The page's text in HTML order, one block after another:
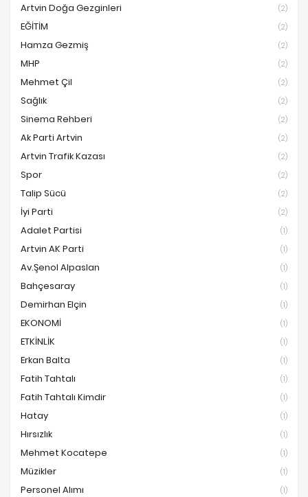
Artvin Doğa Gezginleri (2)
EĞİTİM (2)
Hamza Gezmiş (2)
MHP (2)
Mehmet Çil (2)
Sağlık (2)
Sinema Rehberi (2)
Ak Parti Artvin (2)
Artvin Trafik Kazası (2)
Spor (2)
Talip Sücü (2)
İyi Parti (2)
Adalet Partisi (1)
Artvin AK Parti (1)
Av.Şenol Alpaslan (1)
Bahçesaray (1)
Demirhan Elçin (1)
EKONOMİ (1)
ETKİNLİK (1)
Erkan Balta (1)
Fatih Tahtalı (1)
Fatih Tahtalı Kimdir (1)
Hatay (1)
Hırsızlık (1)
Mehmet Kocatepe (1)
Müzikler (1)
Personel Alımı (1)